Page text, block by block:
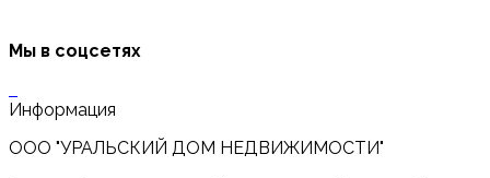
Мы в соцсетях
Информация
ООО "УРАЛЬСКИЙ ДОМ НЕДВИЖИМОСТИ"